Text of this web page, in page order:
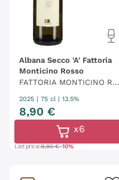
Albana Secco 'A' Fattoria
Monticino Rosso
FATTORIA MONTICINO RO
SSO
2025 75 cl | 13.5%
8,90 €
List price:9,90 €-10%
x6